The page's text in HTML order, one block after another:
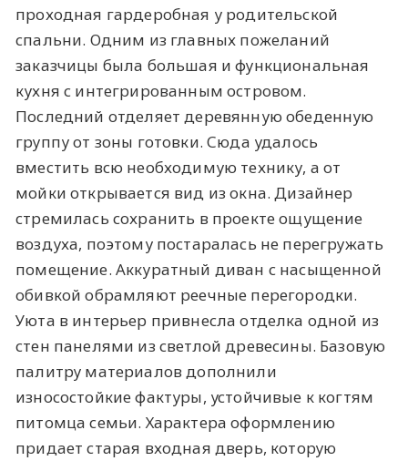
проходная гардеробная у родительской
спальни. Одним из главных пожеланий
заказчицы была большая и функциональная
кухня с интегрированным островом.
Последний отделяет деревянную обеденную
группу от зоны готовки. Сюда удалось
вместить всю необходимую технику, а от
мойки открывается вид из окна. Дизайнер
стремилась сохранить в проекте ощущение
воздуха, поэтому постаралась не перегружать
помещение. Аккуратный диван с насыщенной
обивкой обрамляют реечные перегородки.
Уюта в интерьер привнесла отделка одной из
стен панелями из светлой древесины. Базовую
палитру материалов дополнили
износостойкие фактуры, устойчивые к когтям
питомца семьи. Характера оформлению
придает старая входная дверь, которую